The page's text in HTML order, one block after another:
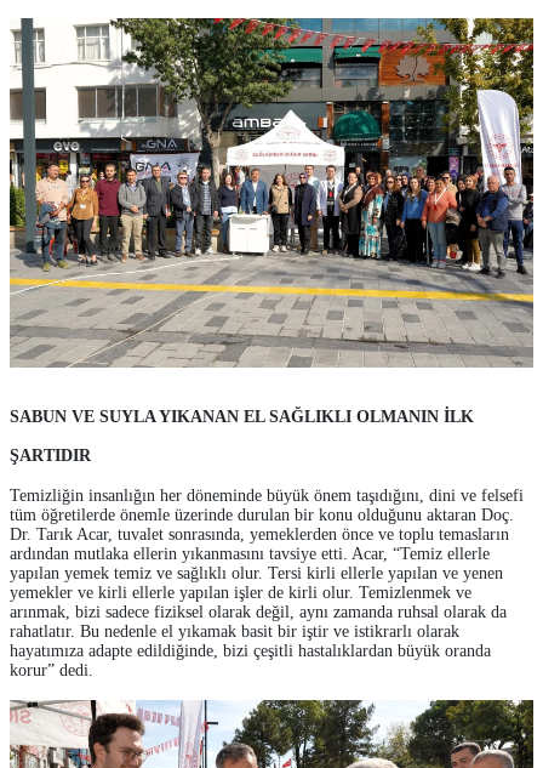
SABUN VE SUYLA YIKANAN EL SAĞLIKLI OLMANIN İLK
ŞARTIDIR
Temizliğin insanlığın her döneminde büyük önem taşıdığını, dini ve felsefi
tüm öğretilerde önemle üzerinde durulan bir konu olduğunu aktaran Doç.
Dr. Tarık Acar, tuvalet sonrasında, yemeklerden önce ve toplu temasların
ardından mutlaka ellerin yıkanmasını tavsiye etti. Acar, “Temiz ellerle
yapılan yemek temiz ve sağlıklı olur. Tersi kirli ellerle yapılan ve yenen
yemekler ve kirli ellerle yapılan işler de kirli olur. Temizlenmek ve
arınmak, bizi sadece fiziksel olarak değil, aynı zamanda ruhsal olarak da
rahatlatır. Bu nedenle el yıkamak basit bir iştir ve istikrarlı olarak
hayatımıza adapte edildiğinde, bizi çeşitli hastalıklardan büyük oranda
korur” dedi.